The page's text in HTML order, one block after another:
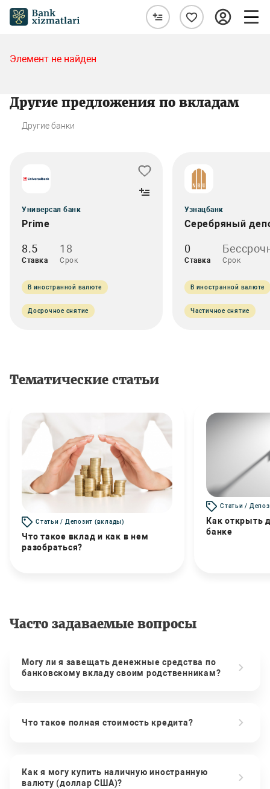
Элемент не найден
Другие предложения по вкладам
Другие банки
Универсал банк
Prime
8.5
Ставка
18
Срок
В иностранной валюте
Досрочное снятие
Узнацбанк
Серебряный
0
Ставка Срок
В иностранной валюте
Частичное снятие
Тематические статьи
Статьи / Депозит (вклады)
Что такое вклад и как в нем
разобраться?
Статьи /
Как открыть
банке
Часто задаваемые вопросы
Могу ли я завещать денежные средства по
банковскому вкладу своим родственникам?
Что такое полная стоимость кредита?
Как я могу купить наличную иностранную
валюту (доллар США)?